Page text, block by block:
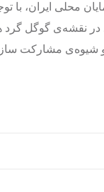
محلی ایران،
نقشه‌ی گوگل گرد
شیوه‌ی مشارکت